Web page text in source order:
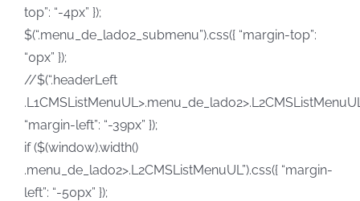
top”: “-4px” });
$(“.menu_de_lado2_submenu”).css({ “margin-top”:
“0px” });
//$(“.headerLeft
“margin-left”: “-39px” });
if ($(window).width()
.menu_de_lado2>.L2CMSListMenuUL”).css({ “margin-
left”: “-50px” });